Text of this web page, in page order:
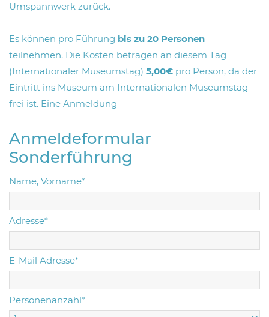
Umspannwerk zurück.
Es können pro Führung bis zu 20 Personen
teilnehmen. Die Kosten betragen an diesem Tag
(Internationaler Museumstag) 5,00€ pro Person, da der
Eintritt ins Museum am Internationalen Museumstag
frei ist. Eine Anmeldung
Anmeldeformular
Sonderführung
Name, Vorname*
Adresse*
E-Mail Adresse*
Personenanzahl*